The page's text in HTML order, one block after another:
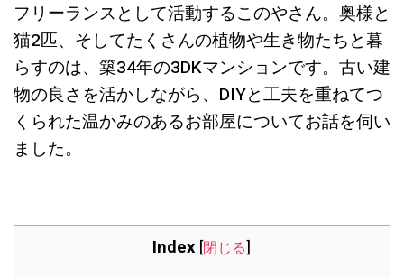
フリーランスとして活動するこのやさん。奥様と
猫2匹、そしてたくさんの植物や生き物たちと暮
らすのは、築34年の3DKマンションです。古い建
物の良さを活かしながら、DIYと工夫を重ねてつ
くられた温かみのあるお部屋についてお話を伺い
ました。
Index [閉じる]